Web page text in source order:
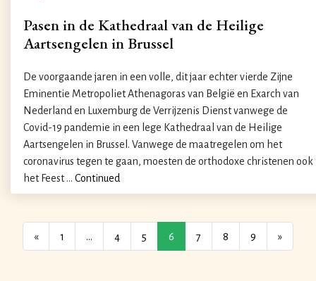
Pasen in de Kathedraal van de Heilige
Aartsengelen in Brussel
De voorgaande jaren in een volle, dit jaar echter vierde Zijne
Eminentie Metropoliet Athenagoras van België en Exarch van
Nederland en Luxemburg de Verrijzenis Dienst vanwege de
Covid-19 pandemie in een lege Kathedraal van de Heilige
Aartsengelen in Brussel. Vanwege de maatregelen om het
coronavirus tegen te gaan, moesten de orthodoxe christenen ook
het Feest … Continued
« 1 … 4 5 6 7 8 9 »